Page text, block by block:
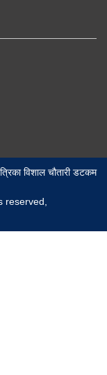
विशाल चौतारी डटकम
reserved,